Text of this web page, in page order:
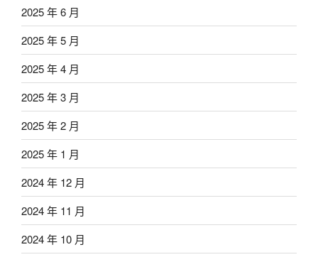
2025 年 6 月
2025 年 5 月
2025 年 4 月
2025 年 3 月
2025 年 2 月
2025 年 1 月
2024 年 12 月
2024 年 11 月
2024 年 10 月